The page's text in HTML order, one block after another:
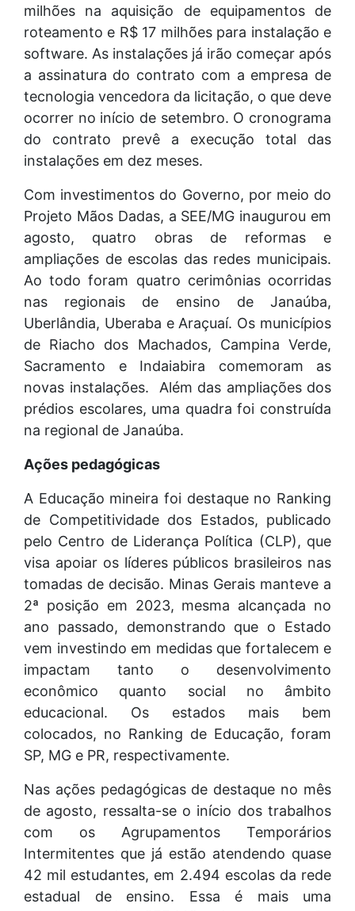
milhões na aquisição de equipamentos de
roteamento e R$ 17 milhões para instalação e
software. As instalações já irão começar após
a assinatura do contrato com a empresa de
tecnologia vencedora da licitação, o que deve
ocorrer no início de setembro. O cronograma
do contrato prevê a execução total das
instalações em dez meses.
Com investimentos do Governo, por meio do
Projeto Mãos Dadas, a SEE/MG inaugurou em
agosto, quatro obras de reformas e
ampliações de escolas das redes municipais.
Ao todo foram quatro cerimônias ocorridas
nas regionais de ensino de Janaúba,
Uberlândia, Uberaba e Araçuaí. Os municípios
de Riacho dos Machados, Campina Verde,
Sacramento e Indaiabira comemoram as
novas instalações. Além das ampliações dos
prédios escolares, uma quadra foi construída
na regional de Janaúba.
Ações pedagógicas
A Educação mineira foi destaque no Ranking
de Competitividade dos Estados, publicado
pelo Centro de Liderança Política (CLP), que
visa apoiar os líderes públicos brasileiros nas
tomadas de decisão. Minas Gerais manteve a
2ª posição em 2023, mesma alcançada no
ano passado, demonstrando que o Estado
vem investindo em medidas que fortalecem e
impactam tanto o desenvolvimento
econômico quanto social no âmbito
educacional. Os estados mais bem
colocados, no Ranking de Educação, foram
SP, MG e PR, respectivamente.
Nas ações pedagógicas de destaque no mês
de agosto, ressalta-se o início dos trabalhos
com os Agrupamentos Temporários
Intermitentes que já estão atendendo quase
42 mil estudantes, em 2.494 escolas da rede
estadual de ensino. Essa é mais uma